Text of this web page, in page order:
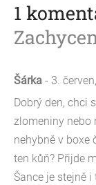
1
Šárka - 3.
Dobrý den, chci
zlomeniny nebo
nehybně v boxe
ten kůň? Přijde
Šance je stejně